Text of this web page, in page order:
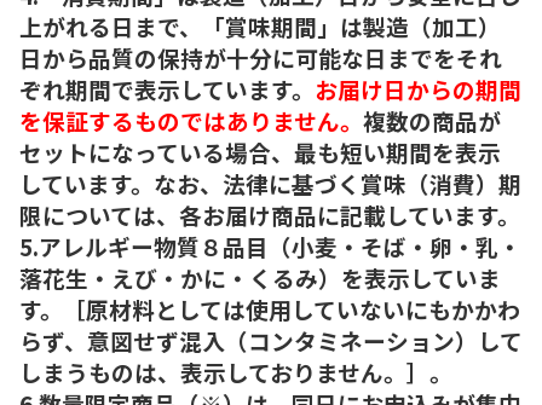
上がれる日まで、「賞味期間」は製造（加工）
日から品質の保持が十分に可能な日までをそれ
ぞれ期間で表示しています。 お届け日からの期間
を保証するものではありません。 複数の商品が
セットになっている場合、最も短い期間を表示
しています。なお、法律に基づく賞味（消費）期
限については、各お届け商品に記載しています。
5.アレルギー物質８品目（小麦・そば・卵・乳・
落花生・えび・かに・くるみ）を表示していま
す。［原材料としては使用していないにもかかわ
らず、意図せず混入（コンタミネーション）して
しまうものは、表示しておりません。］。